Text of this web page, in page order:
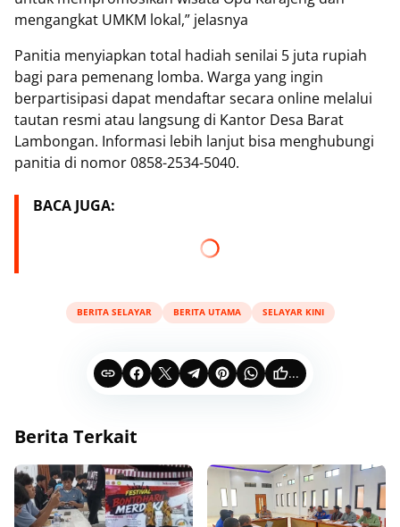
mengangkat UMKM lokal,” jelasnya
Panitia menyiapkan total hadiah senilai 5 juta rupiah
bagi para pemenang lomba. Warga yang ingin
berpartisipasi dapat mendaftar secara online melalui
tautan resmi atau langsung di Kantor Desa Barat
Lambongan. Informasi lebih lanjut bisa menghubungi
panitia di nomor 0858-2534-5040.
BACA JUGA:
BERITA SELAYAR BERITA UTAMA SELAYAR KINI
...
Berita Terkait